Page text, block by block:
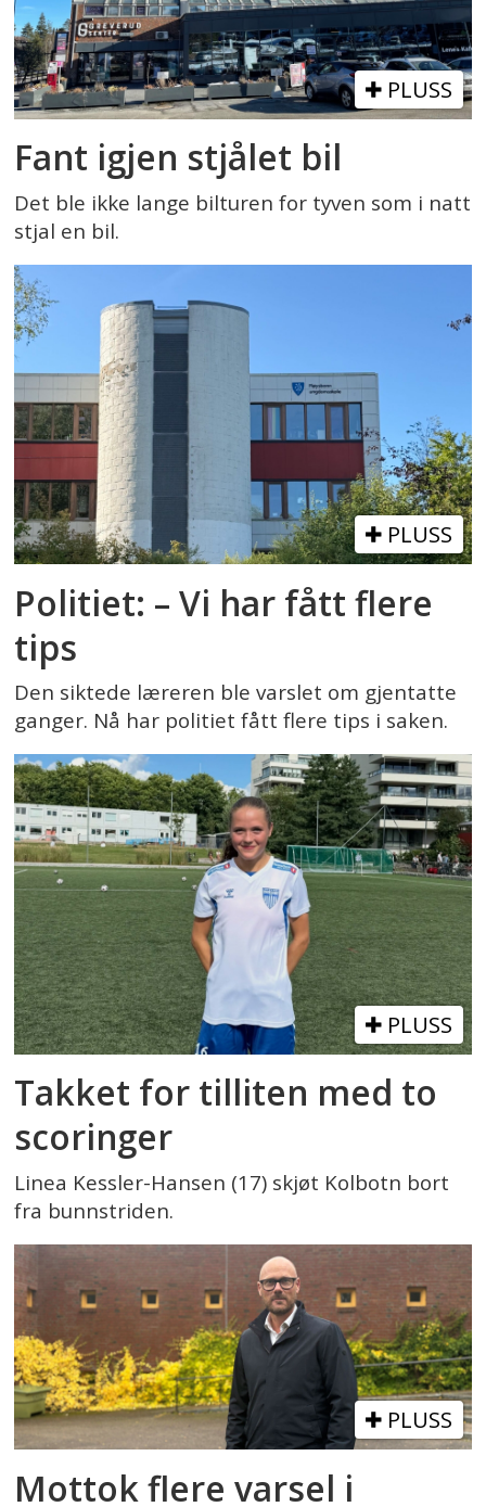
PLUSS
Fant igjen stjålet bil
Det ble ikke lange bilturen for tyven som i natt
stjal en bil.
PLUSS
Politiet: – Vi har fått flere
tips
Den siktede læreren ble varslet om gjentatte
ganger. Nå har politiet fått flere tips i saken.
PLUSS
Takket for tilliten med to
scoringer
Linea Kessler-Hansen (17) skjøt Kolbotn bort
fra bunnstriden.
PLUSS
Mottok flere varsel i